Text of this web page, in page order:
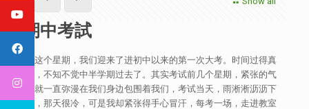
期中考試
在这个星期，我们迎来了进初中以来的第一次大考。时间过得真
快，不知不觉中半学期过去了。其实考试前几个星期，紧张的气
氛就一直弥漫在我们身边包围着我们，考试当天，雨淅淅沥沥下
着，那天很冷，可是我却紧张得手心冒汗，每考一场，走进教室